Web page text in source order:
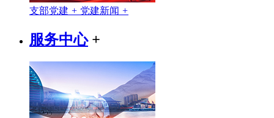
支部党建 + 党建新闻 +
服务中心+